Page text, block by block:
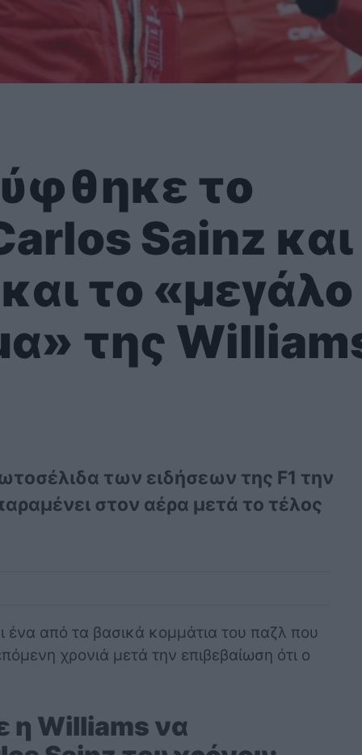
το
Sainz και
το «μεγάλο
της
των ειδήσεων της F1 την
στον αέρα μετά το τέλος
ένα από τα βασικά κομμάτια του παζλ που
χρονιά μετά την επιβεβαίωση ότι ο
η Williams να